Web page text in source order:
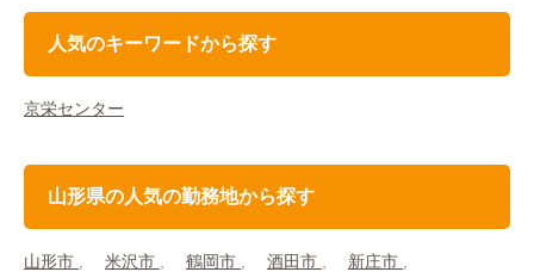
人気のキーワードから探す
京栄センター
山形県の人気の勤務地から探す
山形市 米沢市 鶴岡市 酒田市
新庄市